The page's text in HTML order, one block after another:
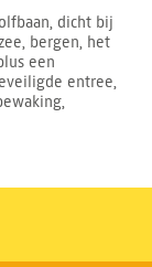
dicht bij
bergen, het
een
entree,